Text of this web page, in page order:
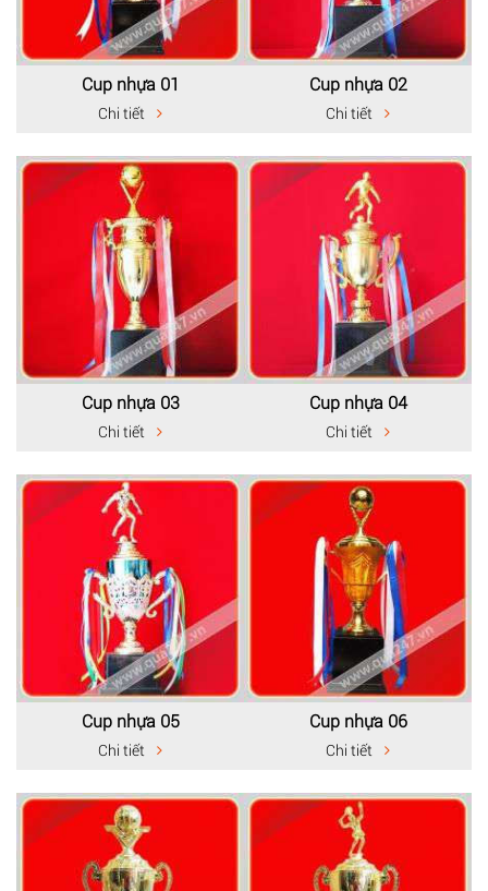
Cup nhựa 01
Chi tiết
Cup nhựa 02
Chi tiết
Cup nhựa 03
Chi tiết
Cup nhựa 04
Chi tiết
Cup nhựa 05
Chi tiết
Cup nhựa 06
Chi tiết